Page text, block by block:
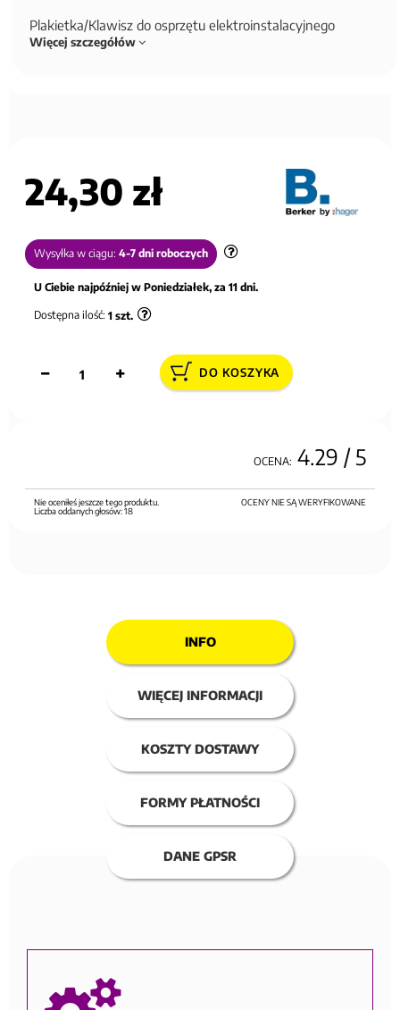
Plakietka/Klawisz do osprzętu elektroinstalacyjnego
Więcej szczegółów
24,30 zł
Wysyłka w ciągu: 4-7 dni roboczych
U Ciebie najpóźniej w Poniedziałek, za 11 dni.
Dostępna ilość: 1 szt.
DO KOSZYKA
OCENA: 4.29 / 5
OCENY NIE SĄ WERYFIKOWANE
Nie oceniłeś jeszcze tego produktu.
Liczba oddanych głosów:18
INFO
WIĘCEJ INFORMACJI
KOSZTY DOSTAWY
FORMY PŁATNOŚCI
DANE GPSR